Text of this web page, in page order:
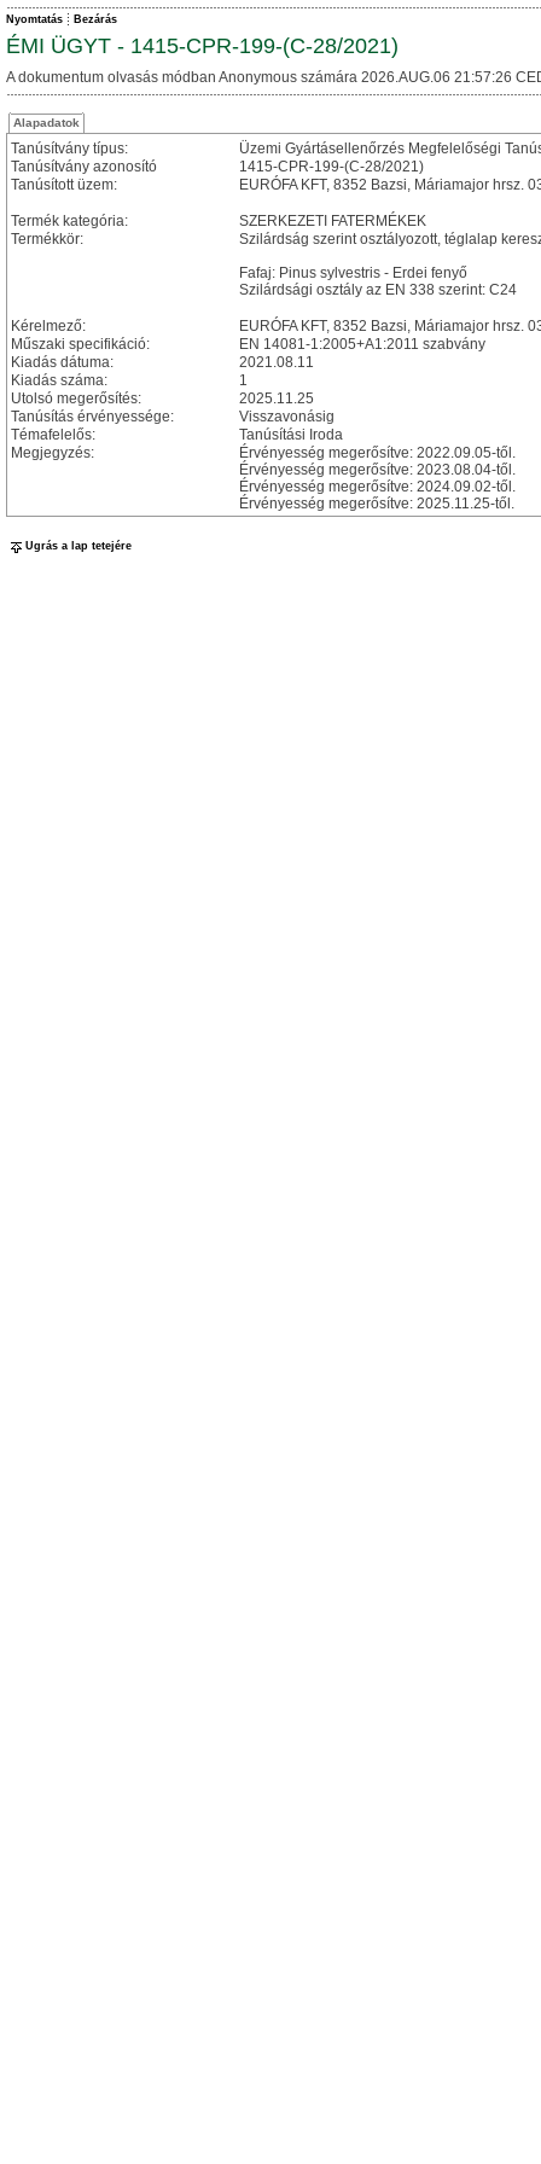
Nyomtatás Bezárás
ÉMI ÜGYT - 1415-CPR-199-(C-28/2021)
A dokumentum olvasás módban Anonymous számára 2026.AUG.06 21:57:26
Alapadatok
Tanúsítvány típus:
Üzemi Gyártásellenőrzés Megfelelőségi
Tanúsítvány azonosító
1415-CPR-199-(C-28/2021)
Tanúsított üzem:
EURÓFA KFT, 8352 Bazsi, Máriamajor hrsz.
Termék kategória:
SZERKEZETI FATERMÉKEK
Termékkör:
Szilárdság szerint osztályozott, téglalap
Fafaj: Pinus sylvestris - Erdei fenyő
Szilárdsági osztály az EN 338 szerint: C24
Kérelmező:
EURÓFA KFT, 8352 Bazsi, Máriamajor hrsz.
Műszaki specifikáció:
EN 14081-1:2005+A1:2011 szabvány
Kiadás dátuma:
2021.08.11
Kiadás száma:
1
Utolsó megerősítés:
2025.11.25
Tanúsítás érvényessége:
Visszavonásig
Témafelelős:
Tanúsítási Iroda
Megjegyzés:
Érvényesség megerősítve: 2022.09.05-től.
Érvényesség megerősítve: 2023.08.04-től.
Érvényesség megerősítve: 2024.09.02-től.
Érvényesség megerősítve: 2025.11.25-től.
Ugrás a lap tetejére